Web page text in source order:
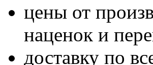
цены от
наценок и
доставку по